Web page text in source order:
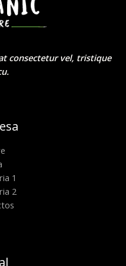
consectetur vel, tristique
1
2